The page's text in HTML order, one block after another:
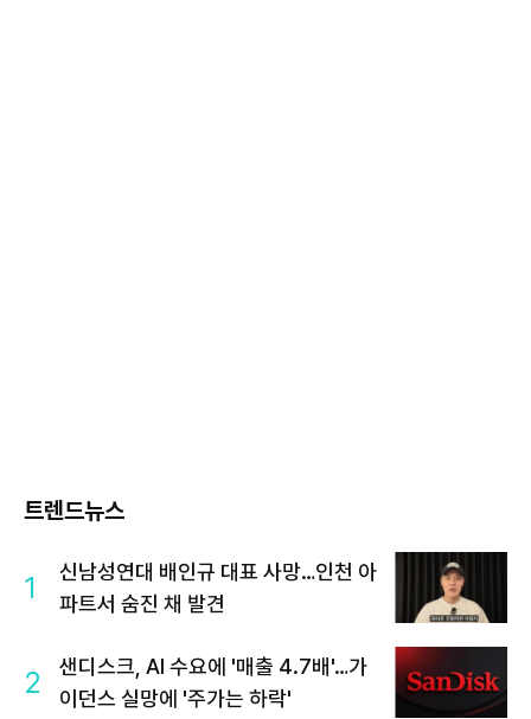
트렌드뉴스
1
신남성연대 배인규 대표 사망…인천 아
파트서 숨진 채 발견
2
샌디스크, AI 수요에 '매출 4.7배'…가
이던스 실망에 '주가는 하락'